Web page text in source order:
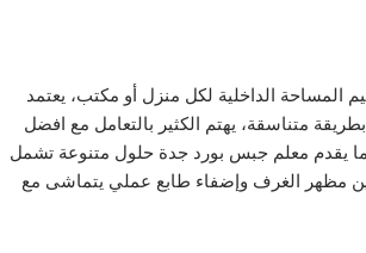
المساحة الداخلية لكل منزل أو مكتب، يعتمد
متناسقة، يهتم الكثير بالتعامل مع افضل
يقدم معلم جبس بورد جدة حلول متنوعة تشمل
مظهر الغرف وإضفاء طابع عملي يتماشى مع